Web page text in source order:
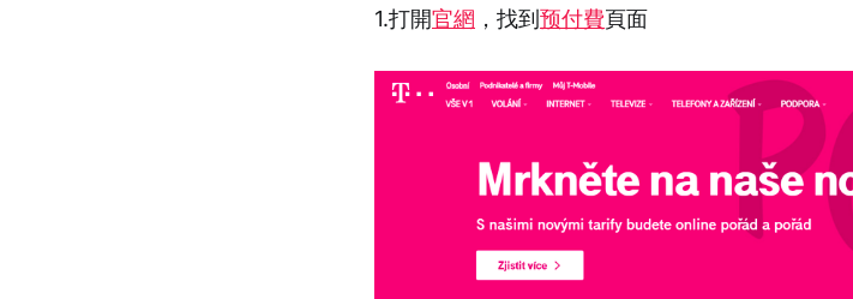
1.打開官網 ，找到 预付費頁面